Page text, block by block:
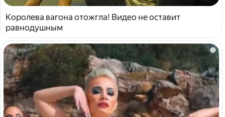
Королева вагона отожгла! Видео не оставит
равнодушным
i